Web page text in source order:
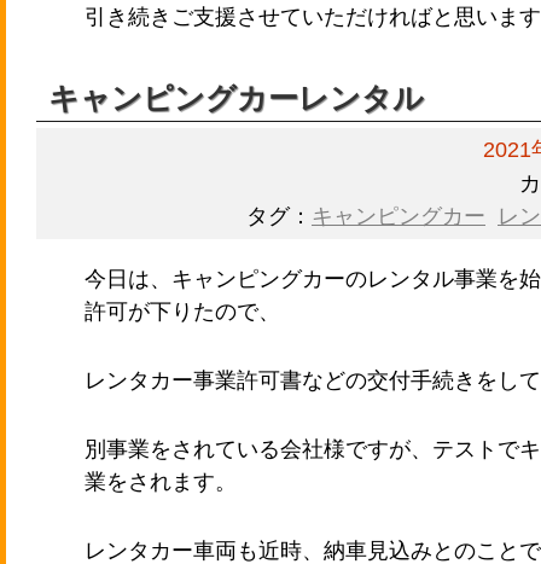
引き続きご支援させていただければと思いま
キャンピングカーレンタル
2021
タグ： キャンピングカー レ
今日は、キャンピングカーのレンタル事業を
許可が下りたので、
レンタカー事業許可書などの交付手続きをし
別事業をされている会社様ですが、テストで
業をされます。
レンタカー車両も近時、納車見込みとのこと